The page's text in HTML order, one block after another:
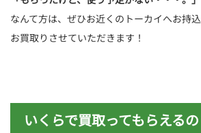
なんて方は、ぜひお近くのトーカイへお持
お買取りさせていただきます！
いくらで買取ってもらえるの